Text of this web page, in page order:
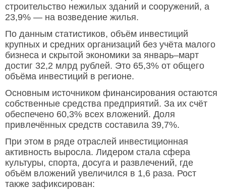
строительство нежилых зданий и сооружений, а
23,9% — на возведение жилья.
По данным статистиков, объём инвестиций
крупных и средних организаций без учёта малого
бизнеса и скрытой экономики за январь–март
достиг 32,2 млрд рублей. Это 65,3% от общего
объёма инвестиций в регионе.
Основным источником финансирования остаются
собственные средства предприятий. За их счёт
обеспечено 60,3% всех вложений. Доля
привлечённых средств составила 39,7%.
При этом в ряде отраслей инвестиционная
активность выросла. Лидером стала сфера
культуры, спорта, досуга и развлечений, где
объём вложений увеличился в 1,6 раза. Рост
также зафиксирован: